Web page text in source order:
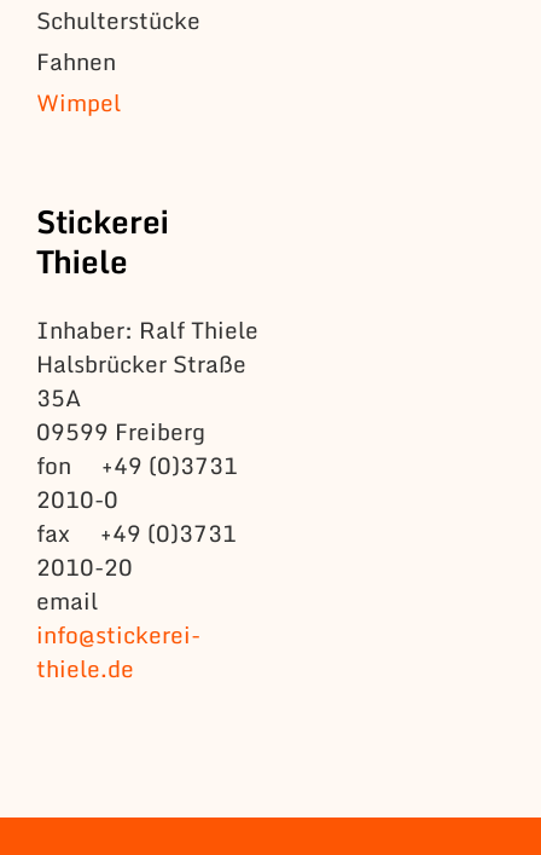
Schulterstücke
Fahnen
Wimpel
Stickerei
Thiele
Inhaber: Ralf Thiele
Halsbrücker Straße
35A
09599 Freiberg
fon +49 (0)3731
2010-0
fax +49 (0)3731
2010-20
email
info@stickerei-
thiele.de